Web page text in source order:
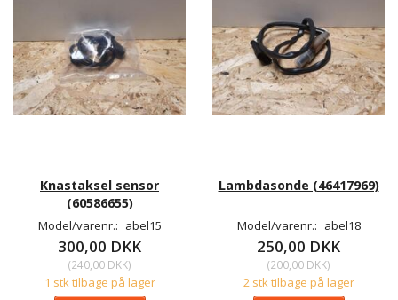
Knastaksel sensor
(60586655)
Model/varenr.: abel15
300,00 DKK
(240,00 DKK)
1 stk tilbage på lager
Lambdasonde (46417969)
Model/varenr.: abel18
250,00 DKK
(200,00 DKK)
2 stk tilbage på lager